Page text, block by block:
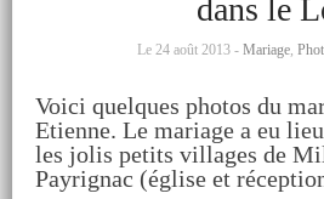
dans le
Le 24 août 2013 - Mariage,
Voici quelques photos du
Etienne. Le mariage a eu
les jolis petits villages de
Payrignac (église et